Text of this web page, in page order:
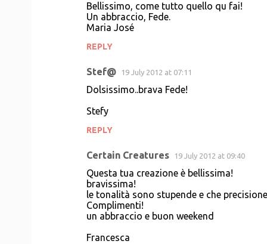
Bellissimo, come tutto quello qu fai!
Un abbraccio, Fede.
Maria José
REPLY
Stef@ 19 July 2012 at 07:11
Dolsissimo..brava Fede!
Stefy
REPLY
Certain Creatures 19 July 2012 at 09:40
Questa tua creazione è bellissima!
bravissima!
le tonalità sono stupende e che
Complimenti!
un abbraccio e buon weekend
Francesca